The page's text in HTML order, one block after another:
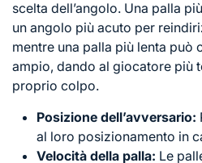
scelta dell’angolo. Una palla
un angolo più acuto per
mentre una palla più lenta può
ampio, dando al giocatore più
proprio colpo.
Posizione dell’avversario:
al loro posizionamento in
Velocità della palla: Le